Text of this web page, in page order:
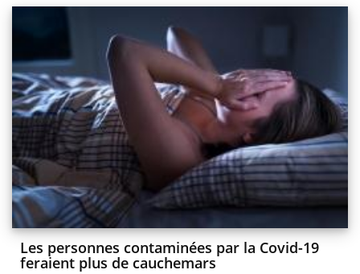
Les personnes contaminées par la Covid-19
feraient plus de cauchemars